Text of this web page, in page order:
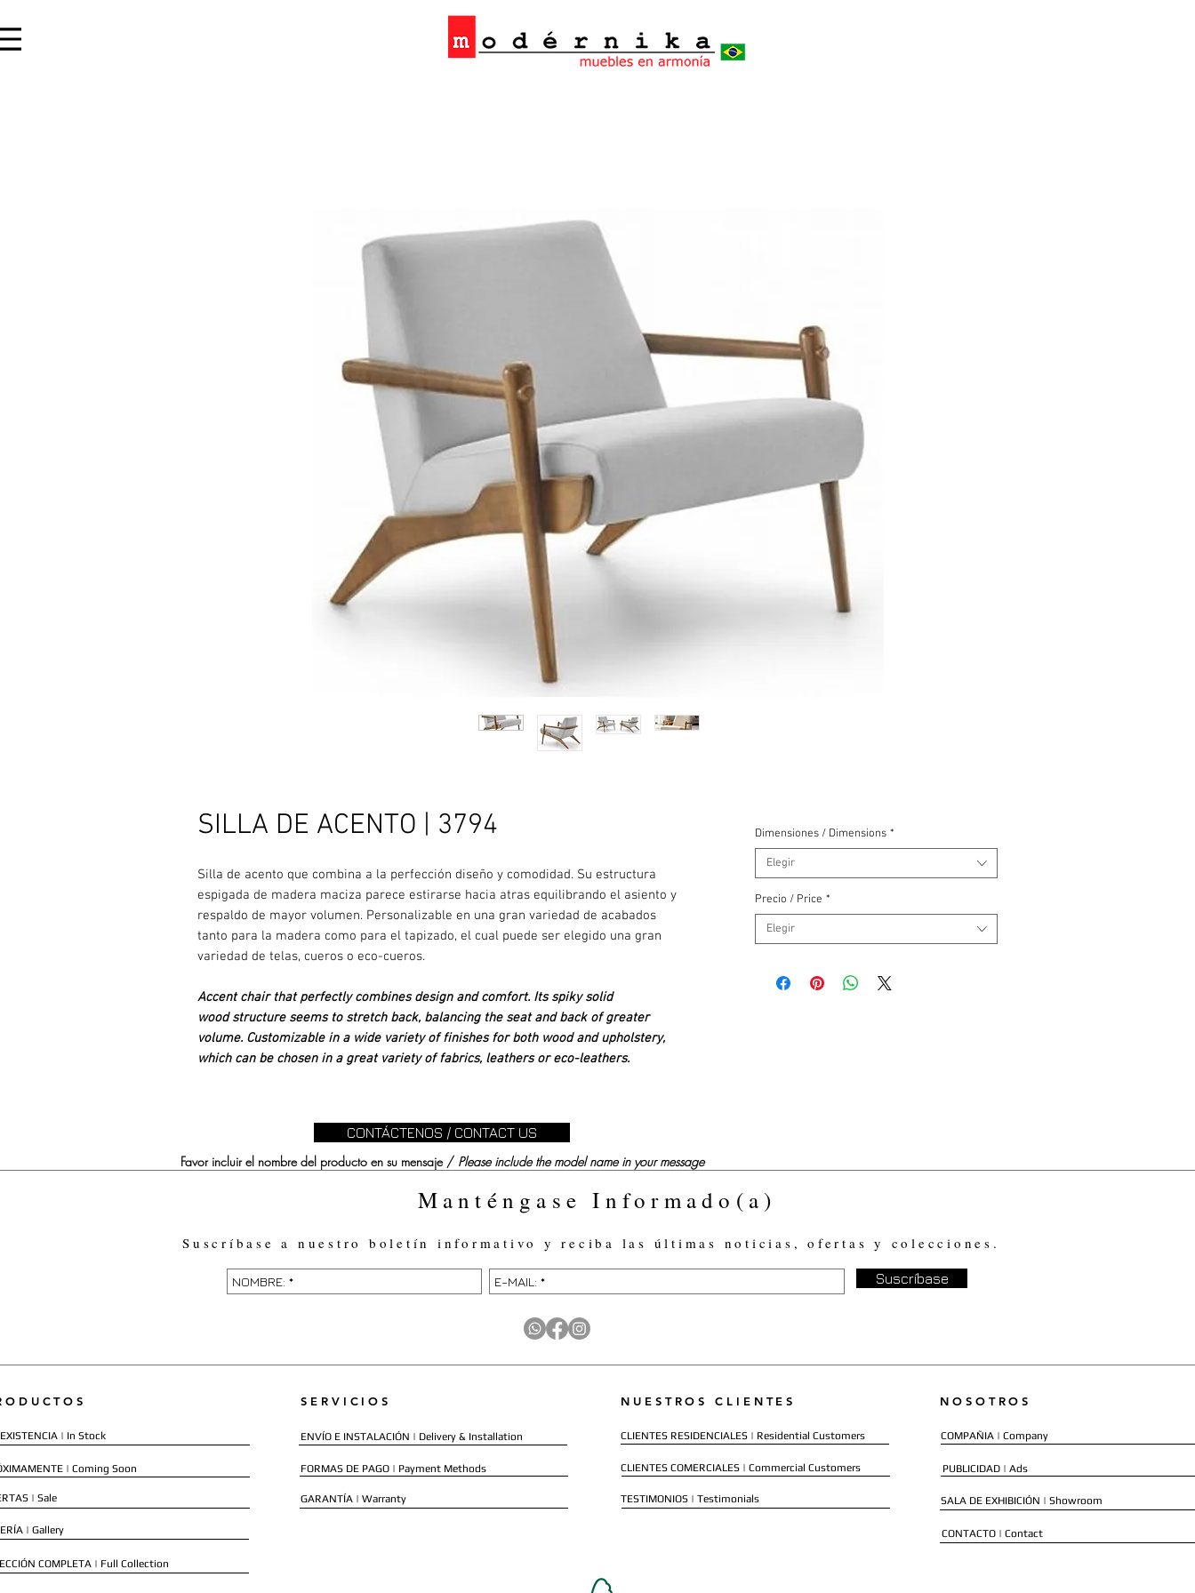
SILLA DE ACENTO | 3794
Silla de acento que combina a la perfección diseño y comodidad. Su estructura
espigada de madera maciza parece estirarse hacia atras equilibrando el asiento y
respaldo de mayor volumen. Personalizable en una gran variedad de acabados
tanto para la madera como para el tapizado, el cual puede ser elegido una gran
variedad de telas, cueros o eco-cueros.
Accent chair that perfectly combines design and comfort. Its spiky solid
wood structure seems to stretch back, balancing the seat and back of greater
volume. Customizable in a wide variety of finishes for both wood and upholstery,
which can be chosen in a great variety of fabrics, leathers or eco-leathers.
Dimensiones / Dimensions *
Elegir
Precio / Price *
Elegir
CONTÁCTENOS / CONTACT US
Favor incluir el nombre del producto en su mensaje / Please include the model name in your message
Manténgase Informado(a)
Suscríbase a nuestro boletín informativo y reciba las últimas noticias, ofertas y colecciones.
Suscríbase
| In Stock
| Coming Soon
| Sale
| Gallery
COMPLETA | Full Collection
SERVICIOS
ENVÍO E INSTALACIÓN | Delivery & Installation
FORMAS DE PAGO | Payment Methods
GARANTÍA | Warranty
NUESTROS CLIENTES
CLIENTES RESIDENCIALES | Residential Customers
CLIENTES COMERCIALES | Commercial Customers
TESTIMONIOS | Testimonials
NOSOTROS
COMPAÑIA | Company
PUBLICIDAD | Ads
SALA DE EXHIBICIÓN | Showroom
CONTACTO | Contact